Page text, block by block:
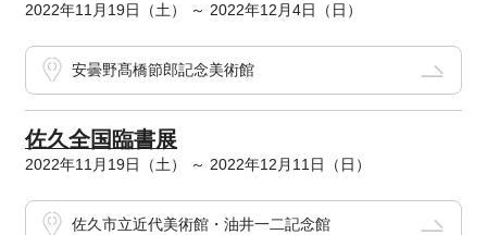
2022年11月19日（土） ～ 2022年12月4日（日）
安曇野髙橋節郎記念美術館
佐久全国臨書展
2022年11月19日（土） ～ 2022年12月11日（日）
佐久市立近代美術館・油井一二記念館